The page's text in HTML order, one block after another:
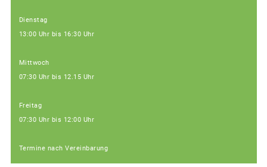
Dienstag
13:00 Uhr bis 16:30 Uhr
Mittwoch
07:30 Uhr bis 12.15 Uhr
Freitag
07:30 Uhr bis 12:00 Uhr
Termine nach Vereinbarung